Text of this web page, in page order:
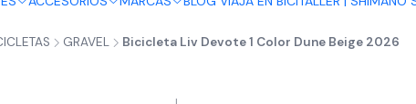
GRAVEL Bicicleta Liv Devote 1 Color Dune Beige 2026